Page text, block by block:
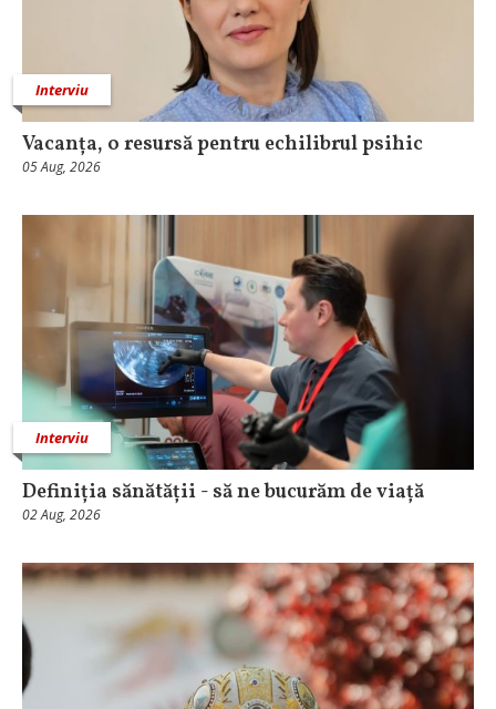
Interviu
Vacanța, o resursă pentru echilibrul psihic
05 Aug, 2026
Interviu
Definiția sănătății - să ne bucurăm de viață
02 Aug, 2026